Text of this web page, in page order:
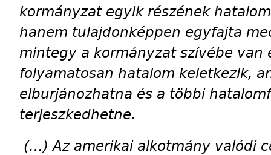
kormányzat egyik részének
hanem tulajdonképpen egyfajta
mintegy a kormányzat szívébe van
folyamatosan hatalom keletkezik,
elburjánozhatna és a többi
terjeszkedhetne.
(…) Az amerikai alkotmány valódi